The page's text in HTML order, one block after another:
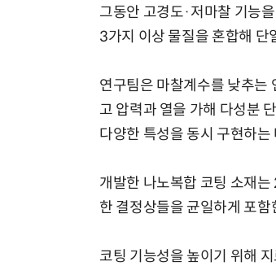
그동안 고경도·저마찰 기능
3가지 이상 물질을 혼합해 단
연구팀은 마찰계수를 낮추는
고 압력과 열을 가해 다성분
다양한 특성을 동시 구현하
개발한 나노복합 코팅 소재
한 결정상들을 균일하게 포함
코팅 기능성을 높이기 위해